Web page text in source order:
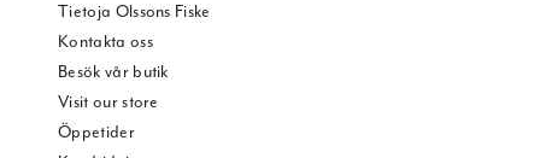
Tietoja Olssons Fiske
Kontakta oss
Besök vår butik
Visit our store
Öppetider